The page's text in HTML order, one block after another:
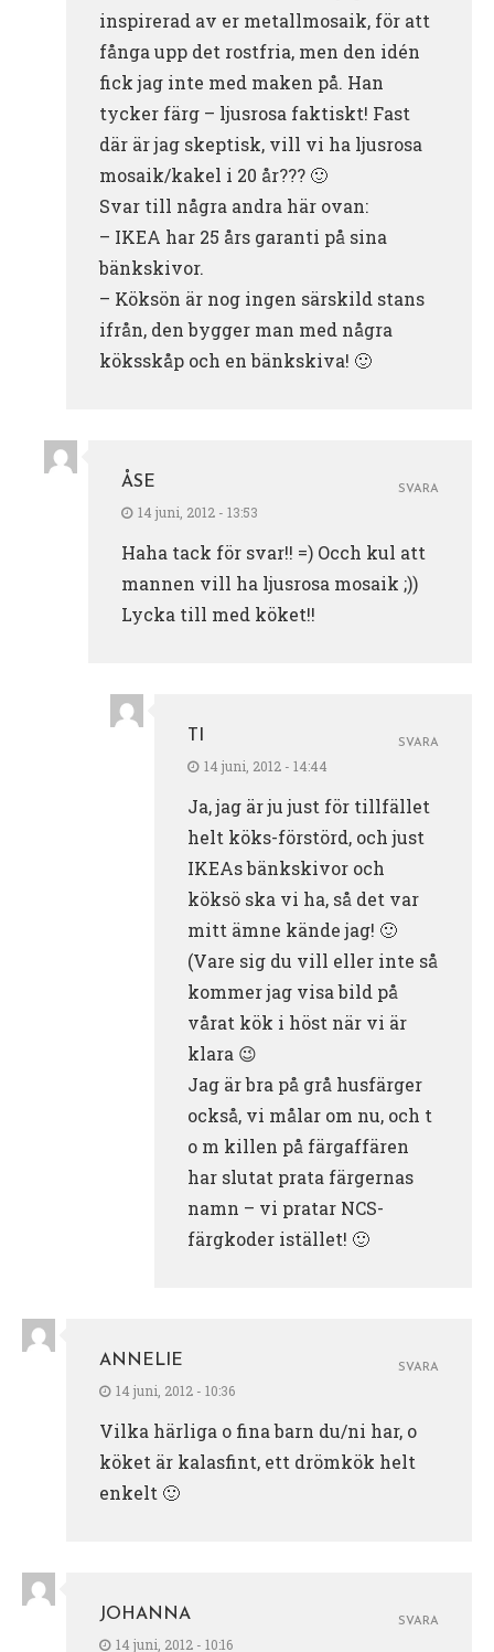
inspirerad av er metallmosaik, för att
fånga upp det rostfria, men den idén
fick jag inte med maken på. Han
tycker färg – ljusrosa faktiskt! Fast
där är jag skeptisk, vill vi ha ljusrosa
mosaik/kakel i 20 år??? 🙂
Svar till några andra här ovan:
– IKEA har 25 års garanti på sina
bänkskivor.
– Köksön är nog ingen särskild stans
ifrån, den bygger man med några
köksskåp och en bänkskiva! 🙂
ÅSE
14 juni, 2012 - 13:53
Haha tack för svar!! =) Occh kul att
mannen vill ha ljusrosa mosaik ;))
Lycka till med köket!!
SVARA
14 juni, 2012 - 14:44
Ja, jag är ju just för tillfället
helt köks-förstörd, och just
IKEAs bänkskivor och
köksö ska vi ha, så det var
mitt ämne kände jag! 🙂
(Vare sig du vill eller inte så
kommer jag visa bild på
vårat kök i höst när vi är
klara 😉
Jag är bra på grå husfärger
också, vi målar om nu, och t
o m killen på färgaffären
har slutat prata färgernas
namn – vi pratar NCS-
färgkoder istället! 🙂
SVARA
ANNELIE
14 juni, 2012 - 10:36
Vilka härliga o fina barn du/ni har, o
köket är kalasfint, ett drömkök helt
enkelt 🙂
SVARA
JOHANNA
14 juni, 2012 - 10:16
SVARA